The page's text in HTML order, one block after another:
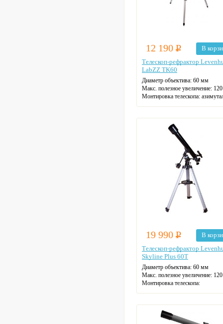
12 190 Р
В
Телескоп-рефрактор
LabZZ TK60
Диаметр объектива: 60 мм
Макс. полезное увеличение: 120
Монтировка телескопа:
19 990 Р
В
Телескоп-рефрактор
Skyline Plus 60T
Диаметр объектива: 60 мм
Макс. полезное увеличение: 120
Монтировка телескопа: